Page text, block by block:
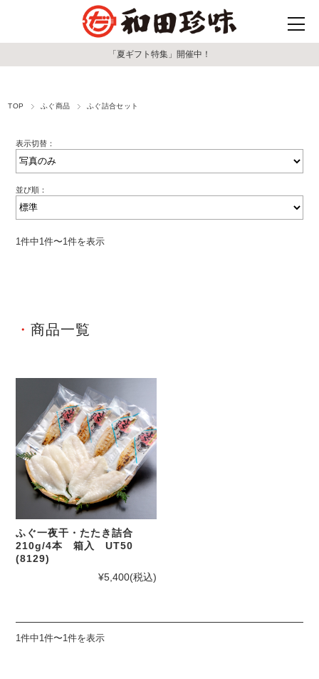
「夏ギフト特集」開催中！
TOP ふぐ商品 ふぐ詰合セット
表示切替：
並び順：
1件中1件〜1件を表示
商品一覧
ふぐ一夜干・たたき詰合
210g/4本 箱入 UT50
(8129)
¥5,400(税込)
1件中1件〜1件を表示